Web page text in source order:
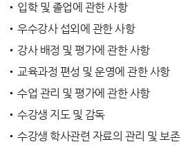
입학 및 졸업에 관한 사항
우수강사 섭외에 관한 사항
강사 배정 및 평가에 관한 사항
교육과정 편성 및 운영에 관한 사항
수업 관리 및 평가에 관한 사항
수강생 지도 및 감독
수강생 학사관련 자료의 관리 및 보존